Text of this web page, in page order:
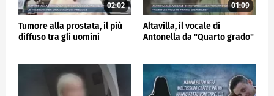
02:02
Tumore alla prostata, il più
diffuso tra gli uomini
01:09
Altavilla, il vocale di
Antonella da "Quarto grado"